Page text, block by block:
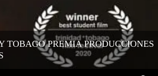
TOBAGO PREMIA PRODUCCIONES